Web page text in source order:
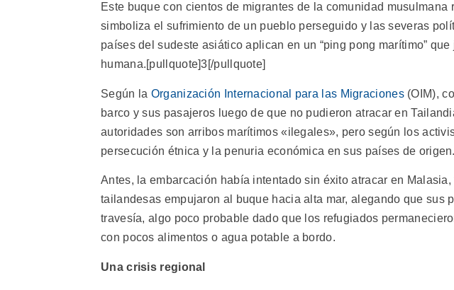
Este buque con cientos de migrantes de la comunidad
simboliza el sufrimiento de un pueblo perseguido y las severas
países del sudeste asiático aplican en un “ping pong marítimo”
humana.[pullquote]3[/pullquote]
Según la Organización Internacional para las Migraciones(OIM),
barco y sus pasajeros luego de que no pudieron atracar en
autoridades son arribos marítimos «ilegales», pero según los
persecución étnica y la penuria económica en sus países de origen.
Antes, la embarcación había intentado sin éxito atracar en
tailandesas empujaron al buque hacia alta mar, alegando que sus
travesía, algo poco probable dado que los refugiados
con pocos alimentos o agua potable a bordo.
Una crisis regional